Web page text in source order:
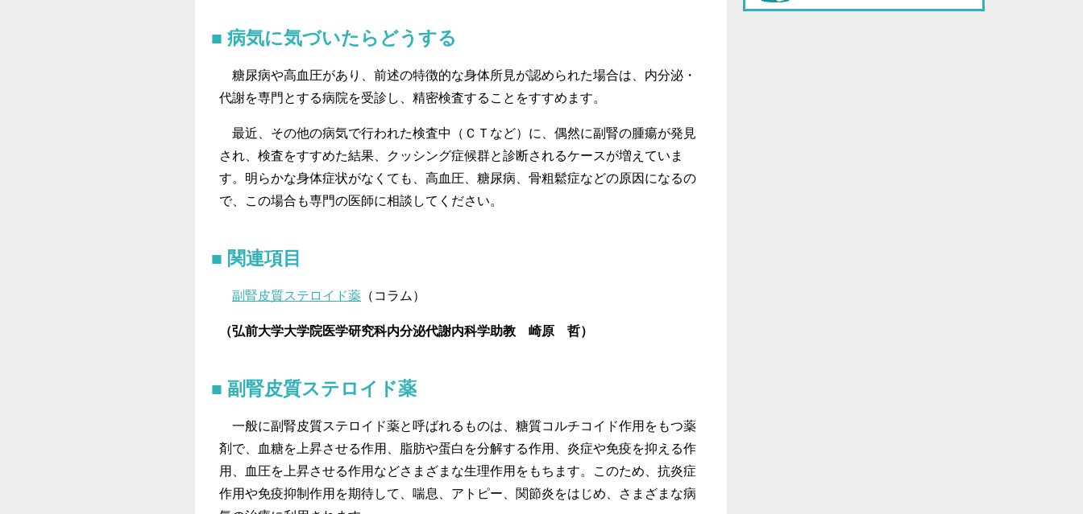
病気に気づいたらどうする
糖尿病や高血圧があり、前述の特徴的な身体所見が認められた場合は、内分泌・
代謝を専門とする病院を受診し、精密検査することをすすめます。
最近、その他の病気で行われた検査中（ＣＴなど）に、偶然に副腎の腫瘍が発見
され、検査をすすめた結果、クッシング症候群と診断されるケースが増えていま
す。明らかな身体症状がなくても、高血圧、糖尿病、骨粗鬆症などの原因になるの
で、この場合も専門の医師に相談してください。
関連項目
副腎皮質ステロイド薬 （コラム）
（弘前大学大学院医学研究科内分泌代謝内科学助教 崎原 哲）
副腎皮質ステロイド薬
一般に副腎皮質ステロイド薬と呼ばれるものは、糖質コルチコイド作用をもつ薬
剤で、血糖を上昇させる作用、脂肪や蛋白を分解する作用、炎症や免疫を抑える作
用、血圧を上昇させる作用などさまざまな生理作用をもちます。このため、抗炎症
作用や免疫抑制作用を期待して、喘息、アトピー、関節炎をはじめ、さまざまな病